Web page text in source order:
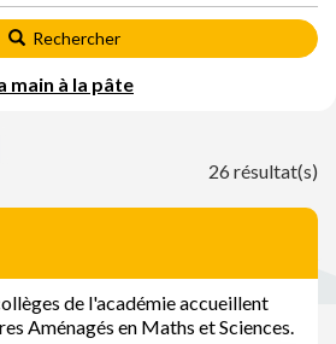
Rechercher
main à la pâte
26 résultat(s)
de l'académie accueillent
Aménagés en Maths et Sciences.